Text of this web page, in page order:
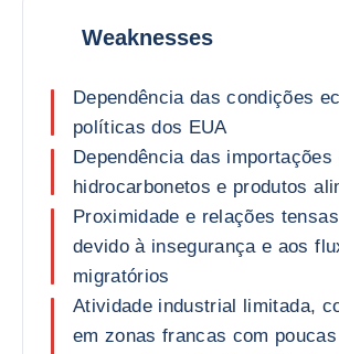
Weaknesses
Dependência das condições
políticas dos EUA
Dependência das importações
hidrocarbonetos e produtos
Proximidade e relações
devido à insegurança e aos
migratórios
Atividade industrial limitada,
em zonas francas com